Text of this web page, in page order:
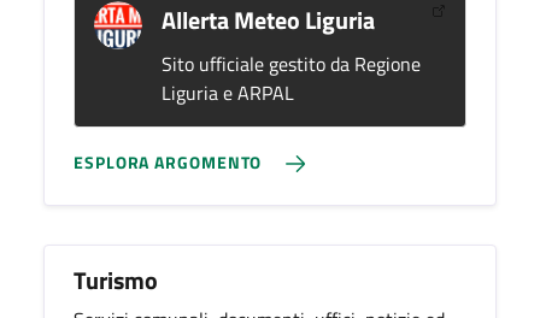
Allerta Meteo Liguria
Sito ufficiale gestito da Regione
Liguria e ARPAL
ESPLORA ARGOMENTO
Turismo